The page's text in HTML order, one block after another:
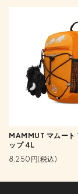
MAMMUT マムート
ップ 4L
8,250円(税込)